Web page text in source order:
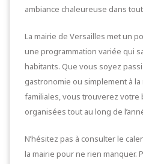
ambiance chaleureuse dans
La mairie de Versailles met un
une programmation variée qui
habitants. Que vous soyez
gastronomie ou simplement à la
familiales, vous trouverez votre
organisées tout au long de
N’hésitez pas à consulter le
la mairie pour ne rien manquer.